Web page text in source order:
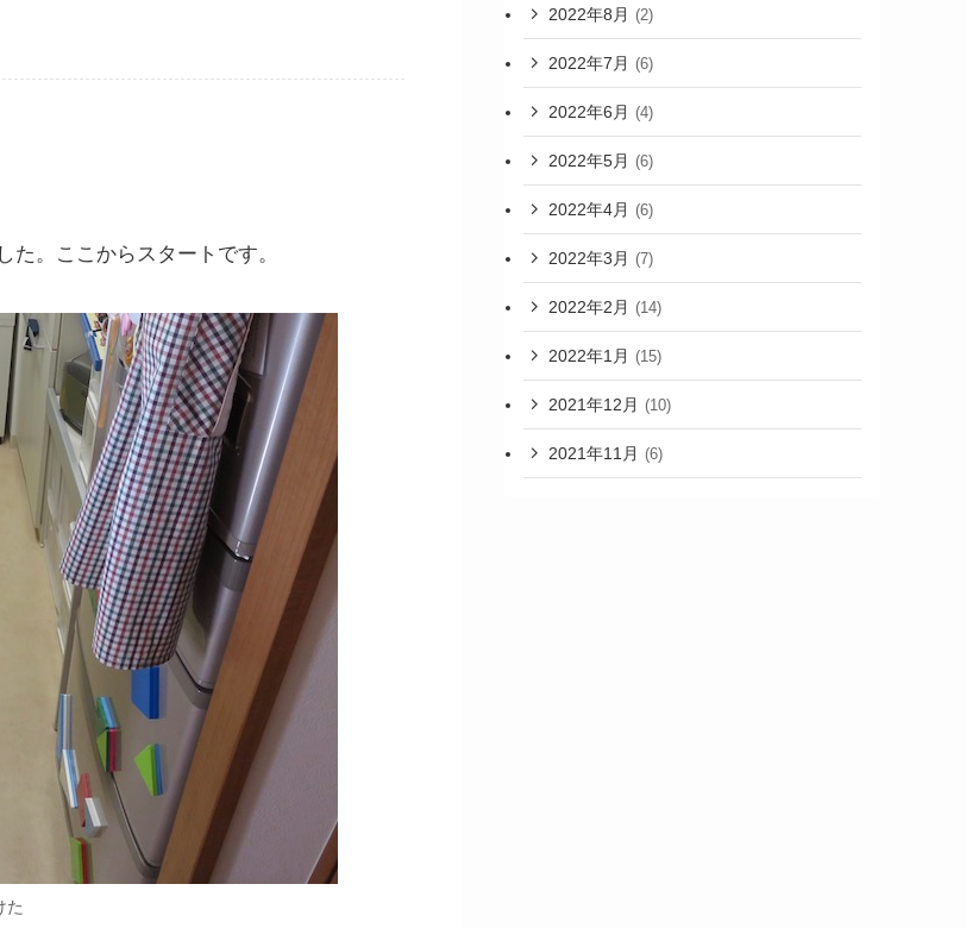
。ここからスタートです。
た
2022年8月 (2)
2022年7月 (6)
2022年6月 (4)
2022年5月 (6)
2022年4月 (6)
2022年3月 (7)
2022年2月 (14)
2022年1月 (15)
2021年12月 (10)
2021年11月 (6)